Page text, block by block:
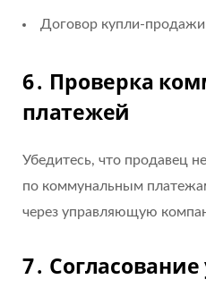
Договор купли-продажи
6․ Проверка
платежей
Убедитесь, что продавец
по коммунальным
через управляющую
7․